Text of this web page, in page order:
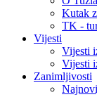
Kutak
TK -
Vijesti
Vijesti
Vijesti
Zanimljivosti